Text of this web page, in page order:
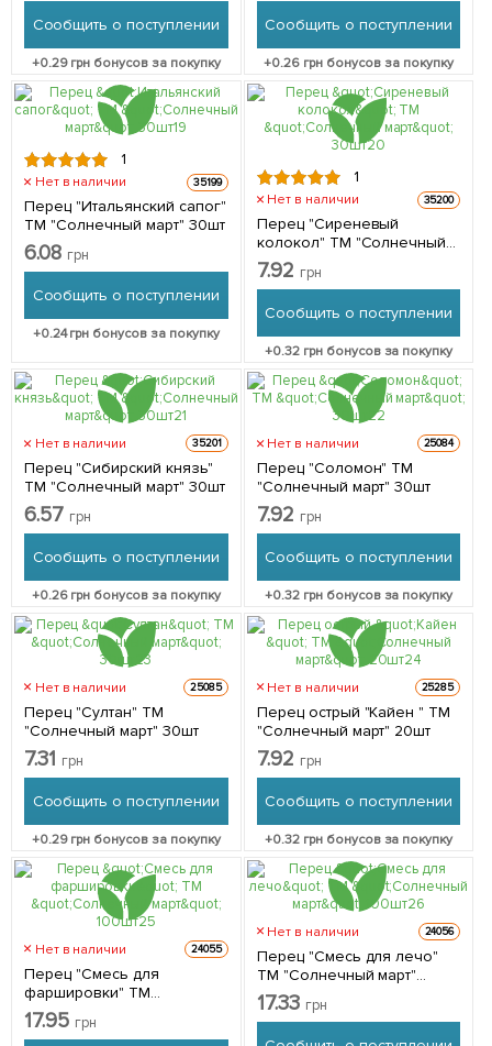
Сообщить о поступлении
+0.29грн бонусов за покупку
Сообщить о поступлении
+0.26 грн бонусов за покупку
1
Нет в наличии 35199
Перец "Итальянский сапог"
ТМ "Солнечный март" 30шт
6.08 грн
Сообщить о поступлении
+0.24грн бонусов за покупку
1
Нет в наличии 35200
Перец "Сиреневый
колокол" ТМ "Солнечный
март" 30шт
7.92 грн
Сообщить о поступлении
+0.32грн бонусов за покупку
Нет в наличии 35201
Перец "Сибирский князь"
ТМ "Солнечный март" 30шт
6.57 грн
Сообщить о поступлении
+0.26грн бонусов за покупку
Нет в наличии 25084
Перец "Соломон" ТМ
"Солнечный март" 30шт
7.92 грн
Сообщить о поступлении
+0.32грн бонусов за покупку
Нет в наличии 25085
Перец "Султан" ТМ
"Солнечный март" 30шт
7.31 грн
Сообщить о поступлении
+0.29грн бонусов за покупку
Нет в наличии 25285
Перец острый "Кайен " ТМ
"Солнечный март" 20шт
7.92 грн
Сообщить о поступлении
+0.32грн бонусов за покупку
Нет в наличии 24055
Перец "Смесь для
фаршировки" ТМ
"Солнечный март" 100шт
17.95 грн
Нет в наличии 24056
Перец "Смесь для лечо"
ТМ "Солнечный март"
100шт
17.33 грн